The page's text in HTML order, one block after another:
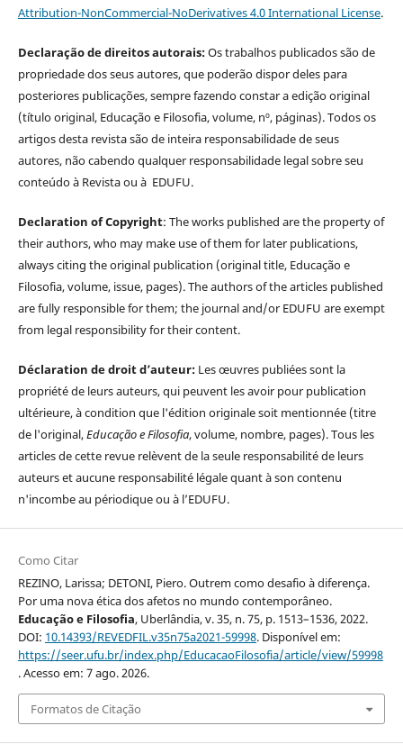
Attribution-NonCommercial-NoDerivatives 4.0 International License.
Declaração de direitos autorais:Os trabalhos publicados são de
propriedade dos seus autores, que poderão dispor deles para
posteriores publicações, sempre fazendo constar a edição original
(título original, Educação e Filosofia, volume, nº, páginas). Todos os
artigos desta revista são de inteira responsabilidade de seus
autores, não cabendo qualquer responsabilidade legal sobre seu
conteúdo à Revista ou à EDUFU.
Declaration of Copyright: The works published are the property of
their authors, who may make use of them for later publications,
always citing the original publication (original title, Educação e
Filosofia, volume, issue, pages). The authors of the articles published
are fully responsible for them; the journal and/or EDUFU are exempt
from legal responsibility for their content.
Déclaration de droit d’auteur: Les œuvres publiées sont la
propriété de leurs auteurs, qui peuvent les avoir pour publication
ultérieure, à condition que l'édition originale soit mentionnée (titre
de l'original,Educação e Filosofia, volume, nombre, pages). Tous les
articles de cette revue relèvent de la seule responsabilité de leurs
auteurs et aucune responsabilité légale quant à son contenu
n'incombe au périodique ou à l’EDUFU.
Como Citar
REZINO, Larissa; DETONI, Piero. Outrem como desafio à diferença.
Por uma nova ética dos afetos no mundo contemporâneo.
Educação e Filosofia, Uberlândia, v. 35, n. 75, p. 1513–1536, 2022.
DOI: 10.14393/REVEDFIL.v35n75a2021-59998. Disponível em:
https://seer.ufu.br/index.php/EducacaoFilosofia/article/view/59998
. Acesso em: 7 ago. 2026.
Formatos de Citação